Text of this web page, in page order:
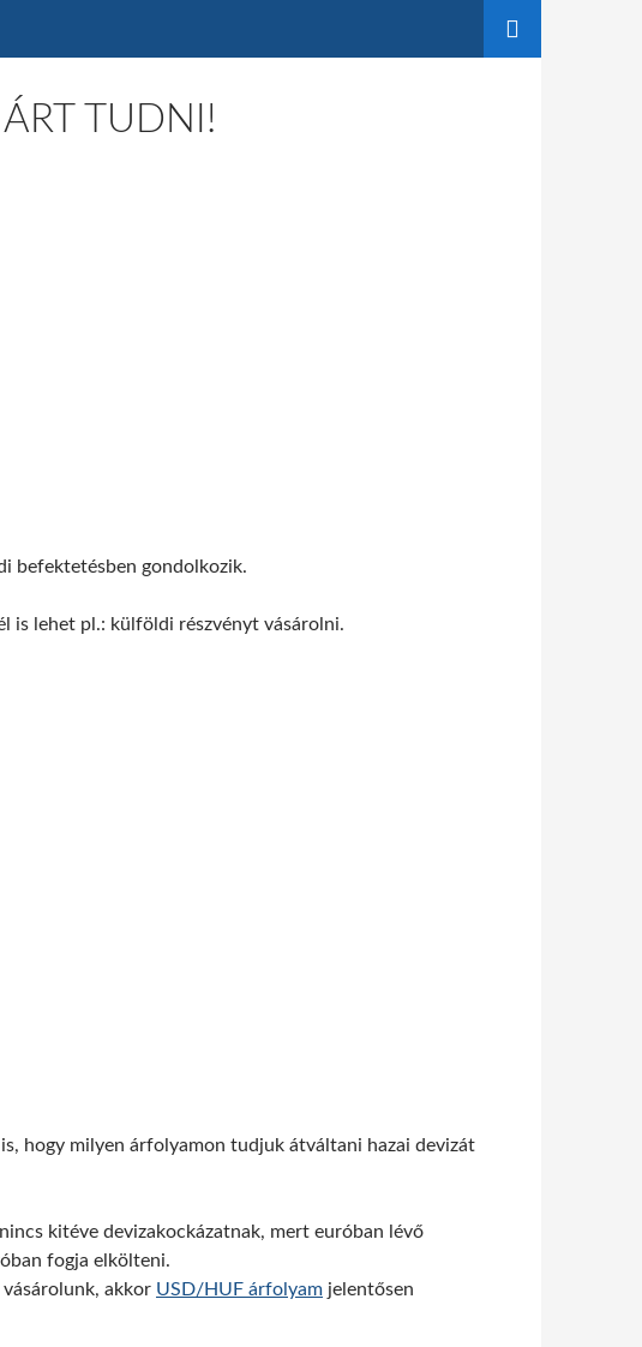
TUDNI!
befektetésben gondolkozik.
is lehet pl.: külföldi részvényt vásárolni.
hogy milyen árfolyamon tudjuk átváltani hazai devizát
kitéve devizakockázatnak, mert euróban lévő
fogja elkölteni.
akkor USD/HUF árfolyam jelentősen